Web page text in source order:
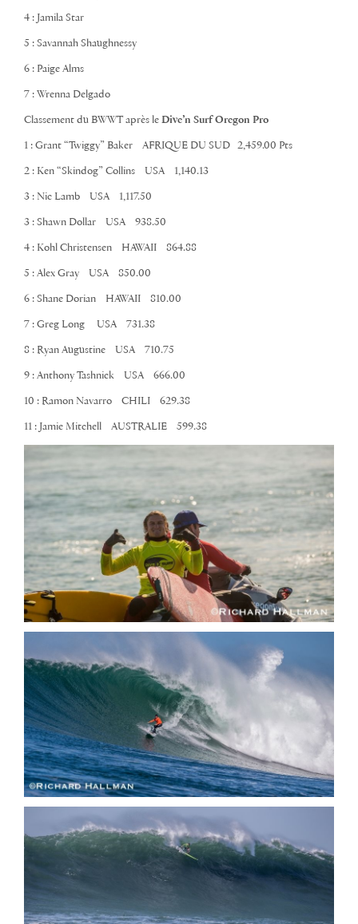
4 : Jamila Star
5 : Savannah Shaughnessy
6 : Paige Alms
7 : Wrenna Delgado
Classement du BWWT après le Dive’n Surf Oregon Pro
1 : Grant “Twiggy” Baker AFRIQUE DU SUD 2,459.00 Pts
2 : Ken “Skindog” Collins USA 1,140.13
3 : Nic Lamb USA 1,117.50
3 : Shawn Dollar USA 938.50
4 : Kohl Christensen HAWAII 864.88
5 : Alex Gray USA 850.00
6 : Shane Dorian HAWAII 810.00
7 : Greg Long USA 731.38
8 : Ryan Augustine USA 710.75
9 : Anthony Tashnick USA 666.00
10 : Ramon Navarro CHILI 629.38
11 : Jamie Mitchell AUSTRALIE 599.38